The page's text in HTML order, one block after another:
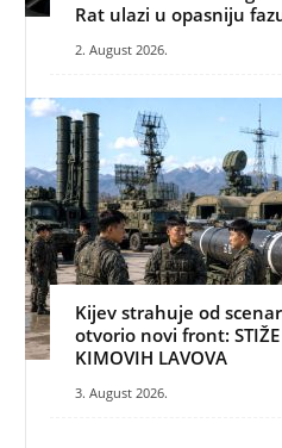
Rat ulazi u opasniju
2. August 2026.
Kijev strahuje od
otvorio novi front:
KIMOVIH LAVOVA
3. August 2026.